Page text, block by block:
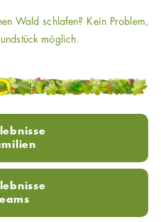
Wald schlafen? Kein Problem,
möglich.